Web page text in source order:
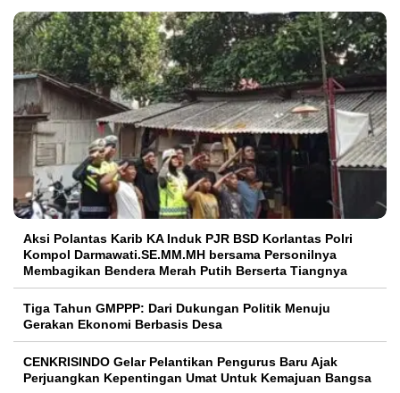
Aksi Polantas Karib KA Induk PJR BSD Korlantas Polri
Kompol Darmawati.SE.MM.MH bersama Personilnya
Membagikan Bendera Merah Putih Berserta Tiangnya
Tiga Tahun GMPPP: Dari Dukungan Politik Menuju
Gerakan Ekonomi Berbasis Desa
CENKRISINDO Gelar Pelantikan Pengurus Baru Ajak
Perjuangkan Kepentingan Umat Untuk Kemajuan Bangsa